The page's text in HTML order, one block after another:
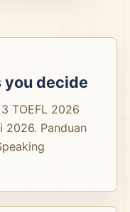
you decide
TOEFL 2026
2026. Panduan